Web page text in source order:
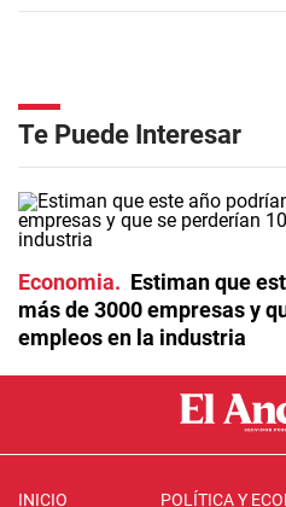
Te Puede Interesar
Economia
Estiman que
más de 3000 empresas y
empleos en la industria
INICIO POLÍTICA Y